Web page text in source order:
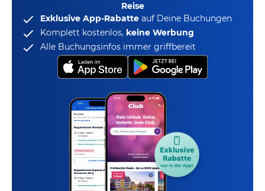
Reise
Exklusive App-Rabatte auf Deine Buchungen
Komplett kostenlos, keine Werbung
Alle Buchungsinfos immer griffbereit